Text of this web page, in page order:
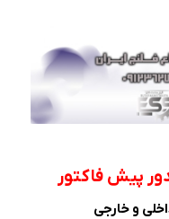
پیش فاکتور
و خارجی